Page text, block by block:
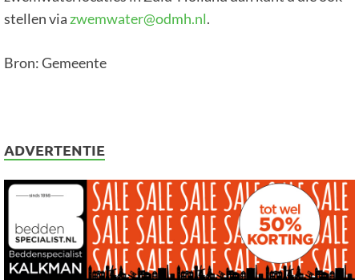
stellen via zwemwater@odmh.nl.
Bron: Gemeente
ADVERTENTIE